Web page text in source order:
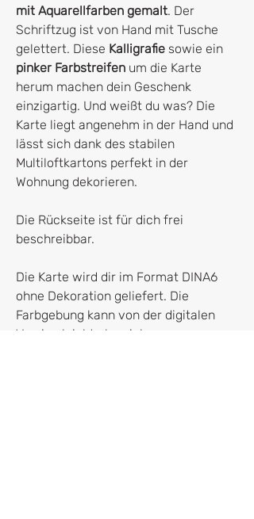
mit Aquarellfarben gemalt. Der
Schriftzug ist von Hand mit Tusche
gelettert. Diese Kalligrafie sowie ein
pinker Farbstreifen um die Karte
herum machen dein Geschenk
einzigartig. Und weißt du was? Die
Karte liegt angenehm in der Hand und
lässt sich dank des stabilen
Multiloftkartons perfekt in der
Wohnung dekorieren.
Die Rückseite ist für dich frei
beschreibbar.
Die Karte wird dir im Format DINA6
ohne Dekoration geliefert. Die
Farbgebung kann von der digitalen
Version leicht abweichen.